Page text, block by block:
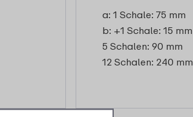
a: 1 Schale: 75 mm
b: +1 Schale: 15 mm
5 Schalen: 90 mm
12 Schalen: 240 mm